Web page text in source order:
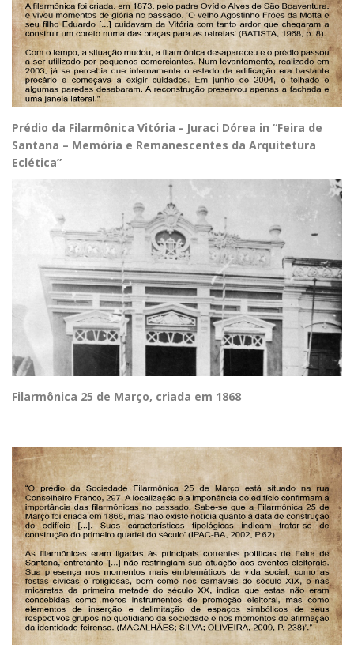
Prédio da Filarmônica Vitória - Juraci Dórea in “Feira de
Santana – Memória e Remanescentes da Arquitetura
Eclética”
Filarmônica 25 de Março, criada em 1868